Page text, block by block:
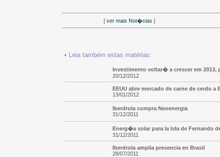
[ ver mais Not�cias ]
• Leia também estas matérias:
Investimento voltar� a crescer em 2013,
20/12/2012
EEUU abre mercado de carne de cerdo a
13/01/2012
Iberdrola compra Neoenergia
31/12/2011
Energ�a solar para la Isla de Fernando
31/12/2011
Iberdrola amplia presencia en Brasil
28/07/2011